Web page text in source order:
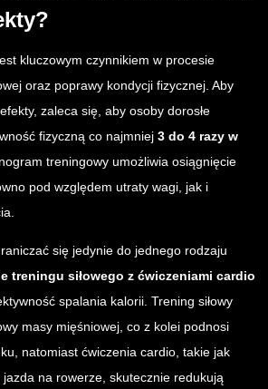
kluczowym czynnikiem w procesie
oraz poprawy kondycji fizycznej. Aby
zaleca się, aby osoby dorosłe
fizyczną co najmniej 3 do 4 razy w
treningowy umożliwia osiągnięcie
pod względem utraty wagi, jak i
się jedynie do jednego rodzaju
treningu siłowego z ćwiczeniami cardio
spalania kalorii. Trening siłowy
masy mięśniowej, co z kolei podnosi
natomiast ćwiczenia cardio, takie jak
jazda na rowerze, skutecznie redukują